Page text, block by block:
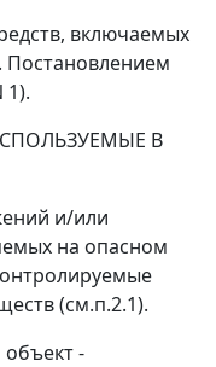
включаемых
Постановлением
1).
В
и/или
на опасном
(см.п.2.1).
-